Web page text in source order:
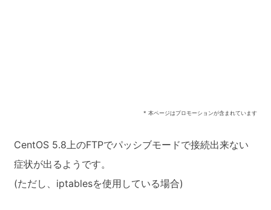
* 本ページはプロモーションが含まれています
CentOS 5.8上のFTPでパッシブモードで接続出来ない
症状が出るようです。
(ただし、iptablesを使用している場合)